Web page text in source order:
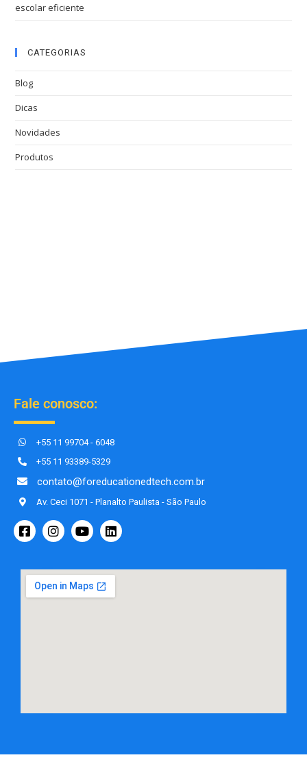
escolar eficiente
CATEGORIAS
Blog
Dicas
Novidades
Produtos
Fale conosco:
+55 11 99704 - 6048
+55 11 93389-5329
contato@foreducationedtech.com.br
Av. Ceci 1071 - Planalto Paulista - São Paulo